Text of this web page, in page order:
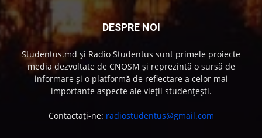
DESPRE NOI
Studentus.md și Radio Studentus sunt primele proiecte
media dezvoltate de CNOSM și reprezintă o sursă de
informare și o platformă de reflectare a celor mai
importante aspecte ale vieții studențești.
Contactați-ne: radiostudentus@gmail.com